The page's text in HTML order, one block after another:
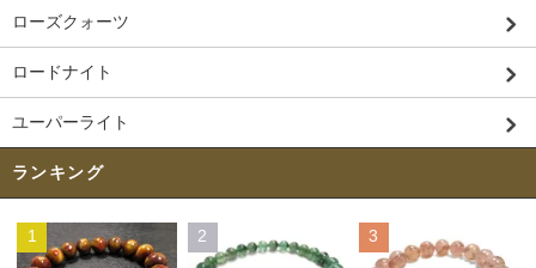
ローズクォーツ
ロードナイト
ユーパーライト
ランキング
1 2 3